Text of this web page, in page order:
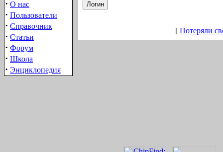
· О нас
· Пользователи
· Справочник
· Статьи
· Форум
· Школа
· Энциклопедия
[ Потеряли